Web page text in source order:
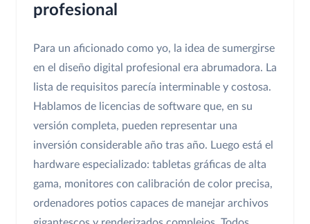
profesional
Para un aficionado como yo, la idea de sumergirse
en el diseño digital profesional era abrumadora. La
lista de requisitos parecía interminable y costosa.
Hablamos de licencias de software que, en su
versión completa, pueden representar una
inversión considerable año tras año. Luego está el
hardware especializado: tabletas gráficas de alta
gama, monitores con calibración de color precisa,
ordenadores potios capaces de manejar archivos